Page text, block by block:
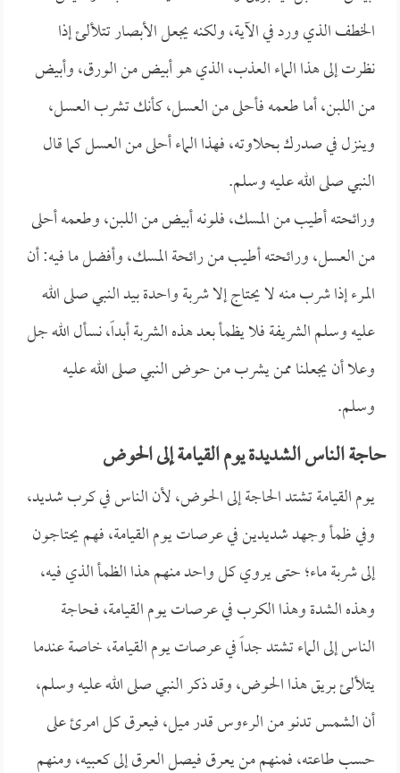
الخطف الذي ورد في الآية، ولكنه يجعل الأبصار تتلألئ إذا
نظرت إلى هذا الماء العذب، الذي هو أبيض من الورق، وأبيض
من اللبن، أما طعمه فأحلى من العسل، كأنك تشرب العسل،
وينزل في صدرك بحلاوته، فهذا الماء أحلى من العسل كما قال
النبي صلى الله عليه وسلم.
ورائحته أطيب من المسك، فلونه أبيض من اللبن، وطعمه أحلى
من العسل، ورائحته أطيب من رائحة المسك، وأفضل ما فيه: أن
المرء إذا شرب منه لا يحتاج إلا شربة واحدة بيد النبي صلى الله
عليه وسلم الشريفة فلا يظمأ بعد هذه الشربة أبداً، نسأل الله جل
وعلا أن يجعلنا ممن يشرب من حوض النبي صلى الله عليه
وسلم.
حاجة الناس الشديدة يوم القيامة إلى الحوض
يوم القيامة تشتد الحاجة إلى الحوض، لأن الناس في كرب شديد،
وفي ظمأ وجهد شديدين في عرصات يوم القيامة، فهم يحتاجون
إلى شربة ماء؛ حتى يروي كل واحد منهم هذا الظمأ الذي فيه،
وهذه الشدة وهذا الكرب في عرصات يوم القيامة، فحاجة
الناس إلى الماء تشتد جداً في عرصات يوم القيامة، خاصة عندما
يتلألئ بريق هذا الحوض، وقد ذكر النبي صلى الله عليه وسلم،
أن الشمس تدنو من الرءوس قدر ميل، فيعرق كل امرئ على
حسب طاعته، فمنهم من يعرق فيصل العرق إلى كعبيه، ومنهم